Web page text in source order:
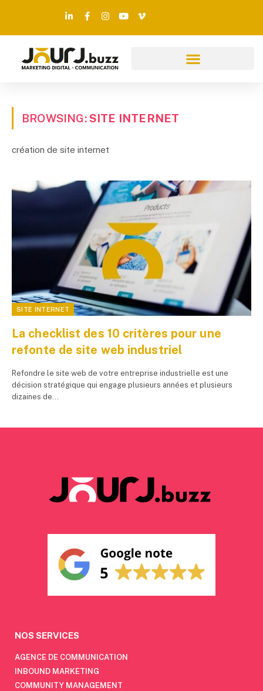
BROWSING:SITE INTERNET
création de site internet
SITE INTERNET
La checklist des 10 critères pour une
refonte de site web industriel
Refondre le site web de votre entreprise industrielle est une
décision stratégique qui engage plusieurs années et plusieurs
dizaines de…
NOS SERVICES
AGENCE DE COMMUNICATION
INBOUND MARKETING
COMMUNITY MANAGEMENT